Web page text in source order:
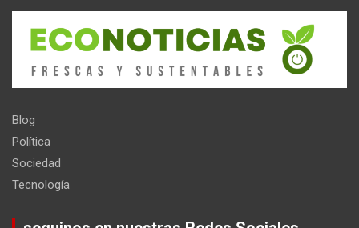
Blog
Política
Sociedad
Tecnología